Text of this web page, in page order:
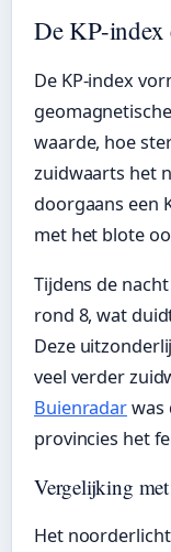
De KP-index
De KP-index
waarde, hoe
zuidwaarts het
doorgaans een
met het blote
Tijdens de
rond 8, wat
Deze
veel verder
Buienradarwas
provincies het
Vergelijking met
Het